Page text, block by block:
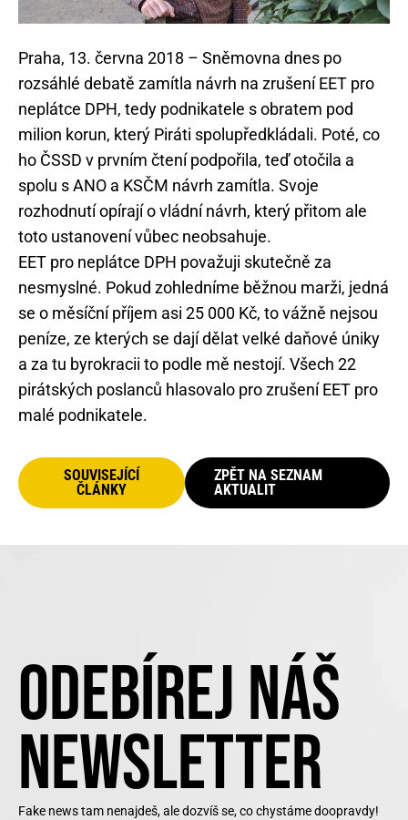
Praha, 13. června 2018 – Sněmovna dnes po
rozsáhlé debatě zamítla návrh na zrušení EET pro
neplátce DPH, tedy podnikatele s obratem pod
milion korun, který Piráti spolupředkládali. Poté, co
ho ČSSD v prvním čtení podpořila, teď otočila a
spolu s ANO a KSČM návrh zamítla. Svoje
rozhodnutí opírají o vládní návrh, který přitom ale
toto ustanovení vůbec neobsahuje.
EET pro neplátce DPH považuji skutečně za
nesmyslné. Pokud zohledníme běžnou marži, jedná
se o měsíční příjem asi 25 000 Kč, to vážně nejsou
peníze, ze kterých se dají dělat velké daňové úniky
a za tu byrokracii to podle mě nestojí. Všech 22
pirátských poslanců hlasovalo pro zrušení EET pro
malé podnikatele.
SOUVISEJÍCÍ
ČLÁNKY
ZPĚT NA SEZNAM
AKTUALIT
ODEBÍREJ NÁŠ
NEWSLETTER
Fake news tam nenajdeš, ale dozvíš se, co chystáme doopravdy!